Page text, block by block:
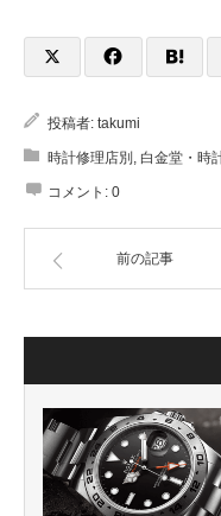
投稿者: takumi
時計修理店別 , 白金堂・時
コメント: 0
前の記事